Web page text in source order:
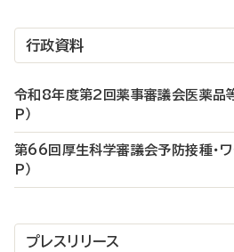
行政資料
令和8年度第2回薬事審議会医薬品
P）
第66回厚生科学審議会予防接種・ワ
P）
プレスリリース